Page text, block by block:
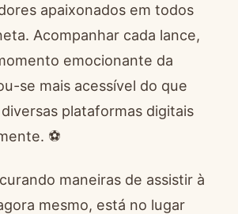
apaixonados em todos
Acompanhar cada lance,
emocionante da
se mais acessível do que
plataformas digitais
⚽
maneiras de assistir à
mesmo, está no lugar